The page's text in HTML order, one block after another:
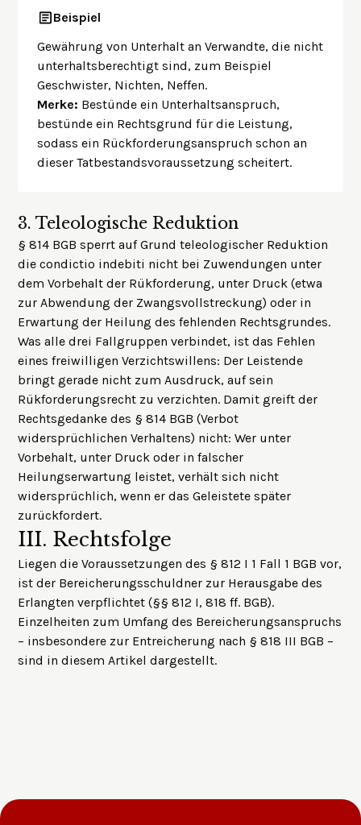
Beispiel
Gewährung von Unterhalt an Verwandte, die nicht
unterhaltsberechtigt sind, zum Beispiel
Geschwister, Nichten, Neffen.
Merke: Bestünde ein Unterhaltsanspruch,
bestünde ein Rechtsgrund für die Leistung,
sodass ein Rückforderungsanspruch schon an
dieser Tatbestandsvoraussetzung scheitert.
3. Teleologische Reduktion
§ 814 BGB sperrt auf Grund teleologischer Reduktion
die condictio indebiti nicht bei Zuwendungen unter
dem Vorbehalt der Rükforderung, unter Druck (etwa
zur Abwendung der Zwangsvollstreckung) oder in
Erwartung der Heilung des fehlenden Rechtsgrundes.
Was alle drei Fallgruppen verbindet, ist das Fehlen
eines freiwilligen Verzichtswillens: Der Leistende
bringt gerade nicht zum Ausdruck, auf sein
Rükforderungsrecht zu verzichten. Damit greift der
Rechtsgedanke des § 814 BGB (Verbot
widersprüchlichen Verhaltens) nicht: Wer unter
Vorbehalt, unter Druck oder in falscher
Heilungserwartung leistet, verhält sich nicht
widersprüchlich, wenn er das Geleistete später
zurückfordert.
III. Rechtsfolge
Liegen die Voraussetzungen des § 812 I 1 Fall 1 BGB vor,
ist der Bereicherungsschuldner zur Herausgabe des
Erlangten verpflichtet (§§ 812 I, 818 ff. BGB).
Einzelheiten zum Umfang des Bereicherungsanspruchs
– insbesondere zur Entreicherung nach § 818 III BGB –
sind in diesem Artikel dargestellt.